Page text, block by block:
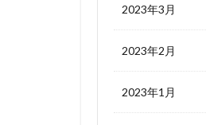
2023年3月
2023年2月
2023年1月